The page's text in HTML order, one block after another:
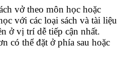
vở theo môn học hoặc
với các loại sách và tài liệu
ở vị trí dễ tiếp cận nhất.
có thể đặt ở phía sau hoặc